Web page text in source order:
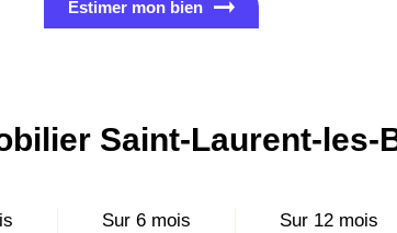
Estimer mon bien
Saint-Laurent-les-
Sur 6 mois Sur 12 mois